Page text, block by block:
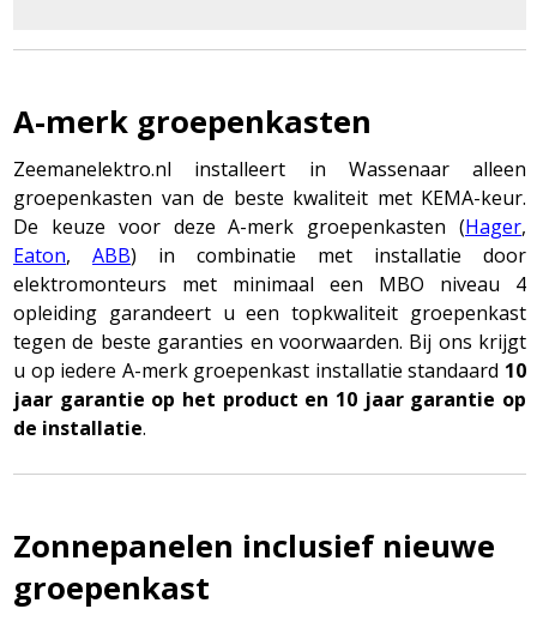
A-merk groepenkasten
Zeemanelektro.nl installeert in Wassenaar alleen
groepenkasten van de beste kwaliteit met KEMA-keur.
De keuze voor deze A-merk groepenkasten (Hager,
Eaton, ABB) in combinatie met installatie door
elektromonteurs met minimaal een MBO niveau 4
opleiding garandeert u een topkwaliteit groepenkast
tegen de beste garanties en voorwaarden. Bij ons krijgt
u op iedere A-merk groepenkast installatie standaard 10
jaar garantie op het product en 10 jaar garantie op
de installatie.
Zonnepanelen inclusief nieuwe
groepenkast